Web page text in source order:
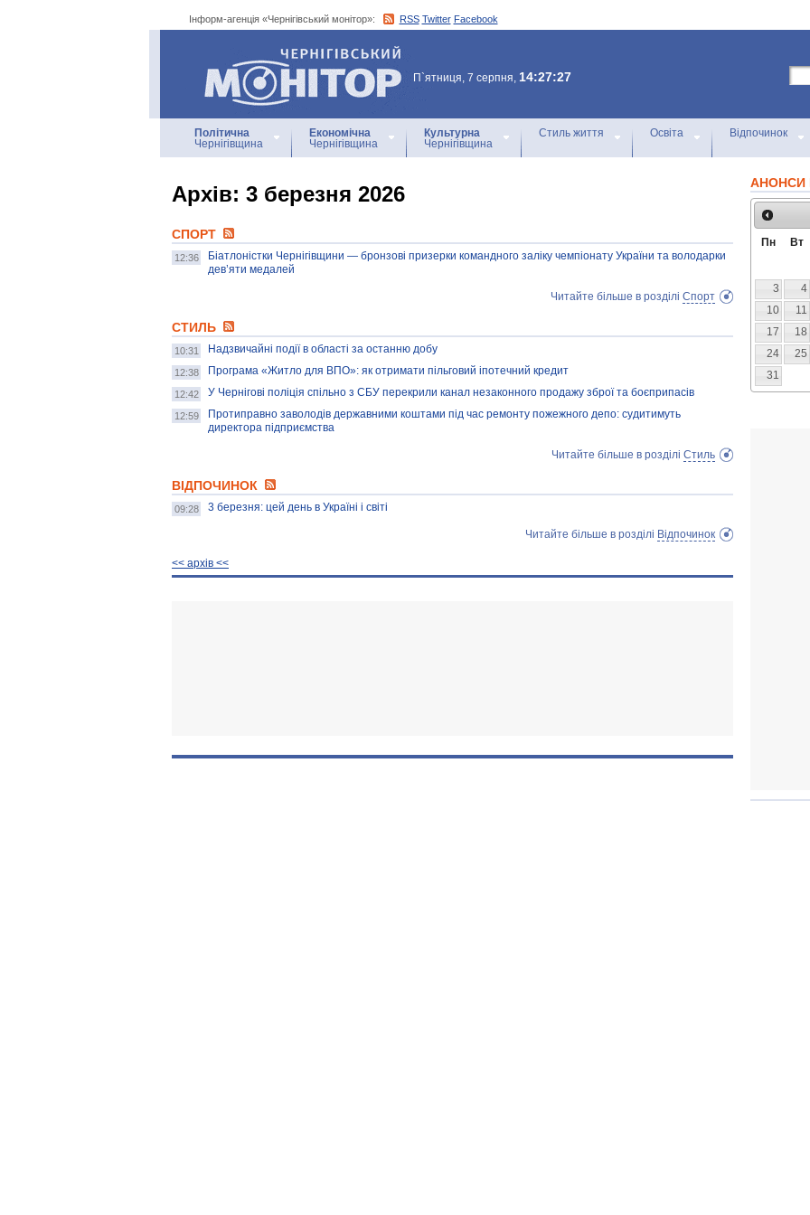
Інформ-агенція «Чернігівський монітор»: RSS Twitter Facebook
Інформ-агенція
«Чернігівський монітор»
П`ятниця, 7 серпня, 14:27:27
Політична
Чернігівщина
Економічна
Чернігівщина
Культурна
Чернігівщина
Стиль життя Освіта Відпочинок
Архiв: 3 березня 2026
СПОРТ
12:36
Біатлоністки Чернігівщини — бронзові призерки командного заліку чемпіонату України та володарки
дев’яти медалей
Читайте більше в розділі Спорт
СТИЛЬ
10:31 Надзвичайні події в області за останню добу
12:38 Програма «Житло для ВПО»: як отримати пільговий іпотечний кредит
12:42 У Чернігові поліція спільно з СБУ перекрили канал незаконного продажу зброї та боєприпасів
12:59
Протиправно заволодів державними коштами під час ремонту пожежного депо: судитимуть
директора підприємства
Читайте більше в розділі Стиль
ВІДПОЧИНОК
09:28 3 березня: цей день в Україні і світі
Читайте більше в розділі Відпочинок
<< архiв <<
АНОНСИ
Пн Вт
3
4
10
11
17
18
24
25
31